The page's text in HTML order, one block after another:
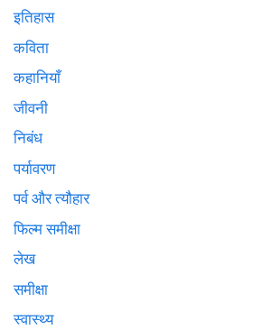
इतिहास
कविता
कहानियाँ
जीवनी
निबंध
पर्यावरण
पर्व और त्यौहार
फिल्म समीक्षा
लेख
समीक्षा
स्वास्थ्य